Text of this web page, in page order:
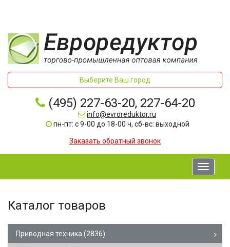
Выберите Ваш город
(495) 227-63-20, 227-64-20
info@evroreduktor.ru
пн-пт: с 9-00 до 18-00 ч, сб-вс: выходной
Заказать обратный звонок
Toggle
Каталог товаров
Приводная техника (2836)